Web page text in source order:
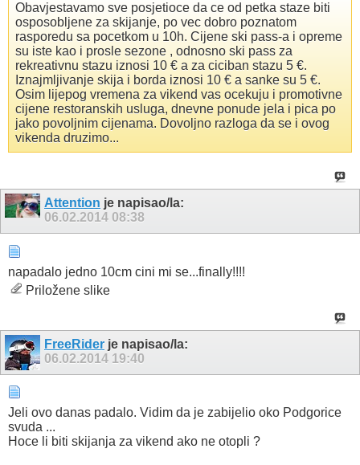
Obavjestavamo sve posjetioce da ce od petka staze biti
osposobljene za skijanje, po vec dobro poznatom
rasporedu sa pocetkom u 10h. Cijene ski pass-a i opreme
su iste kao i prosle sezone , odnosno ski pass za
rekreativnu stazu iznosi 10 € a za ciciban stazu 5 €.
Iznajmljivanje skija i borda iznosi 10 € a sanke su 5 €.
Osim lijepog vremena za vikend vas ocekuju i promotivne
cijene restoranskih usluga, dnevne ponude jela i pica po
jako povoljnim cijenama. Dovoljno razloga da se i ovog
vikenda druzimo...
Attention je napisao/la:
06.02.2014 08:38
napadalo jedno 10cm cini mi se...finally!!!!
Priložene slike
FreeRider je napisao/la:
06.02.2014 19:40
Jeli ovo danas padalo. Vidim da je zabijelio oko Podgorice
svuda ...
Hoce li biti skijanja za vikend ako ne otopli ?